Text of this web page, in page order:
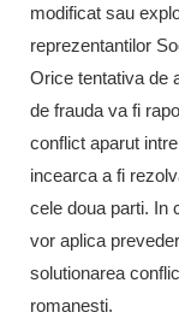
modificat sau
reprezentantilor
Orice tentativa de
de frauda va fi
conflict aparut
incearca a fi
cele doua parti. In
vor aplica
solutionarea
romanesti.